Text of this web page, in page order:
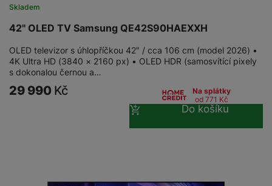
42" OLED TV Samsung QE42S90HAEXXH
Skladem
OLED televizor s úhlopříčkou 42″ / cca 106 cm (model 2026) •
4K Ultra HD (3840 × 2160 px) • OLED HDR (samosvítící pixely
s dokonalou černou a…
29 990 Kč
Na splátky
od 771 Kč
Do košíku